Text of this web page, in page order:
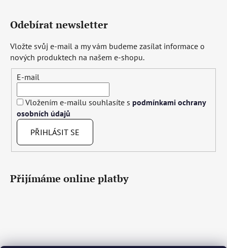
Odebírat newsletter
Vložte svůj e-mail a my vám budeme zasílat informace o
nových produktech na našem e-shopu.
E-mail
Vložením e-mailu souhlasíte s podmínkami ochrany
osobních údajů
PŘIHLÁSIT SE
Přijímáme online platby